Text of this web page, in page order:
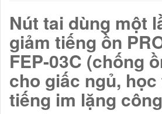
Nút tai dùng một
giảm tiếng ồn
FEP-03C (chống
cho giấc ngủ, học
tiếng im lặng